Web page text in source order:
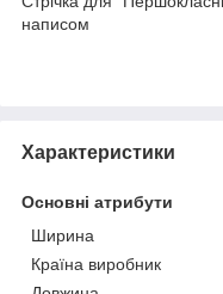
написом
Характеристики
Основні атрибути
Ширина
Країна виробник